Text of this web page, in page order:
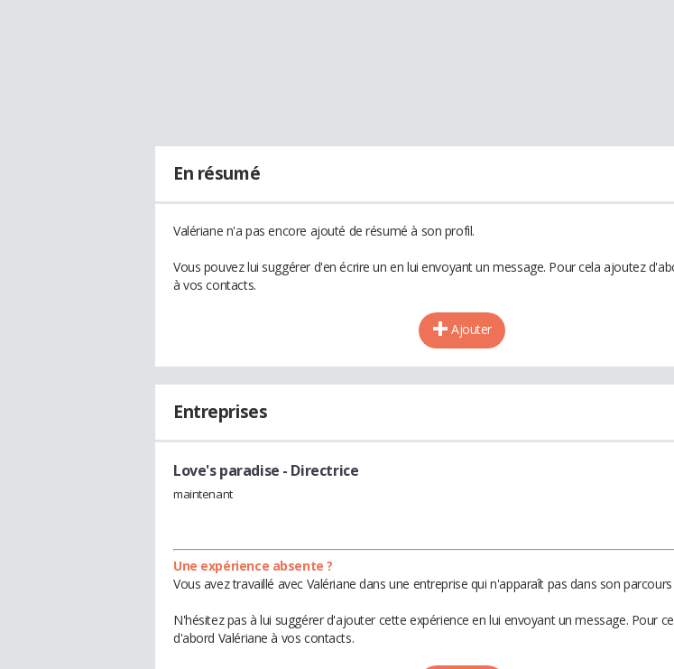
En résumé
Valériane n'a pas encore ajouté de résumé à son profil.
Vous pouvez lui suggérer d'en écrire un en lui envoyant un message. Pour cela ajoutez
à vos contacts.
Ajouter
Entreprises
Love's paradise - Directrice
maintenant
Une expérience absente ?
Vous avez travaillé avec Valériane dans une entreprise qui n'apparaît pas dans son parcours
N'hésitez pas à lui suggérer d'ajouter cette expérience en lui envoyant un message. Pour
d'abord Valériane à vos contacts.